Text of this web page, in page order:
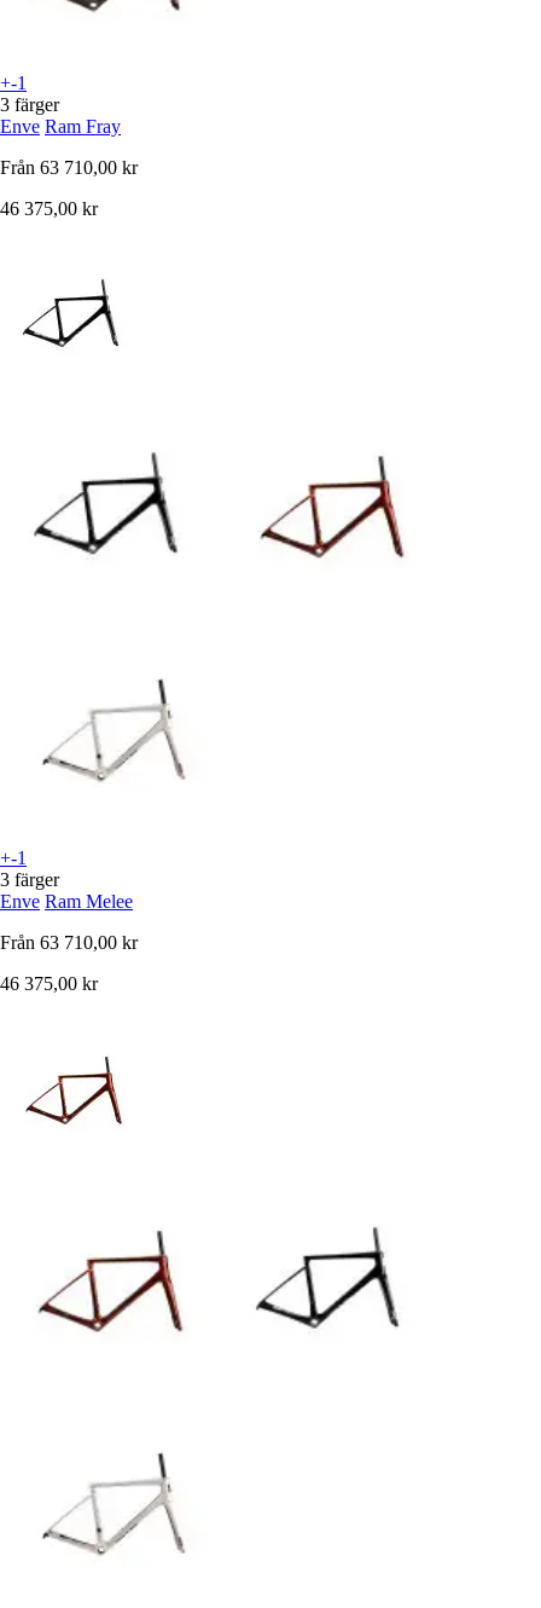
+-1
3 färger
Enve Ram Fray
Från 63 710,00 kr
46 375,00 kr
+-1
3 färger
Enve Ram Melee
Från 63 710,00 kr
46 375,00 kr